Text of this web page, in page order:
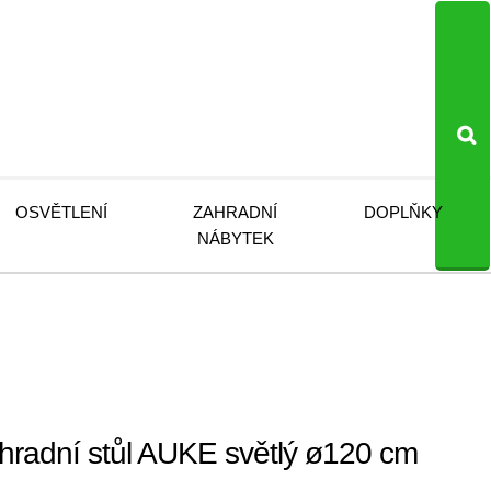
OSVĚTLENÍ
ZAHRADNÍ
NÁBYTEK
DOPLŇKY
stůl AUKE světlý ø120 cm